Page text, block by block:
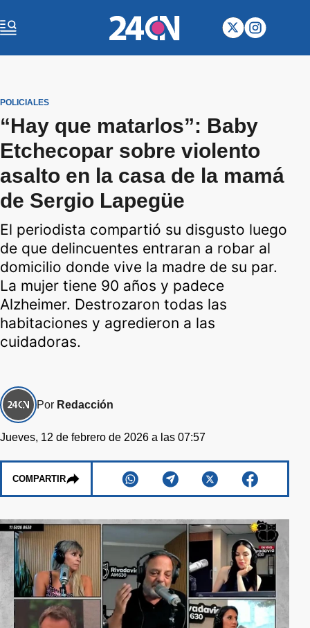
POLICIALES
“Hay que matarlos”: Baby
Etchecopar sobre violento
asalto en la casa de la mamá
de Sergio Lapegüe
El periodista compartió su disgusto luego
de que delincuentes entraran a robar al
domicilio donde vive la madre de su par.
La mujer tiene 90 años y padece
Alzheimer. Destrozaron todas las
habitaciones y agredieron a las
cuidadoras.
Por Redacción
Jueves, 12 de febrero de 2026 a las 07:57
COMPARTIR